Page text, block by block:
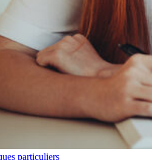
particuliers